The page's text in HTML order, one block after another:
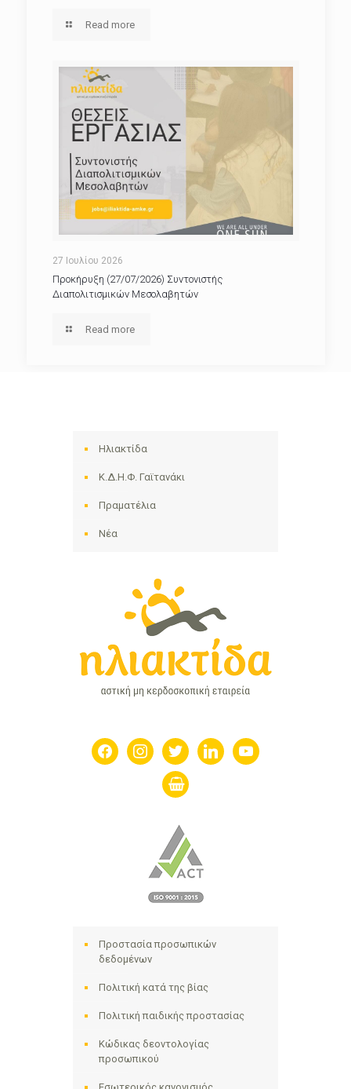
Read more
27 Ιουλίου 2026
Προκήρυξη (27/07/2026) Συντονιστής
Διαπολιτισμικών Μεσολαβητών
Read more
Ηλιακτίδα
Κ.Δ.Η.Φ. Γαϊτανάκι
Πραματέλια
Νέα
facebookinstagramtwitter linkedin youtube
shopping-
basket
Προστασία προσωπικών
δεδομένων
Πολιτική κατά της βίας
Πολιτική παιδικής προστασίας
Κώδικας δεοντολογίας
προσωπικού